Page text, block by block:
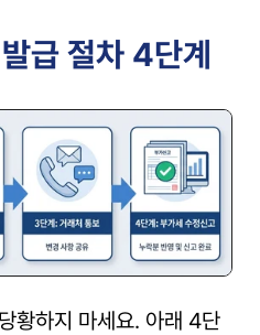
급 절차 4단계
황하지 마세요. 아래 4단